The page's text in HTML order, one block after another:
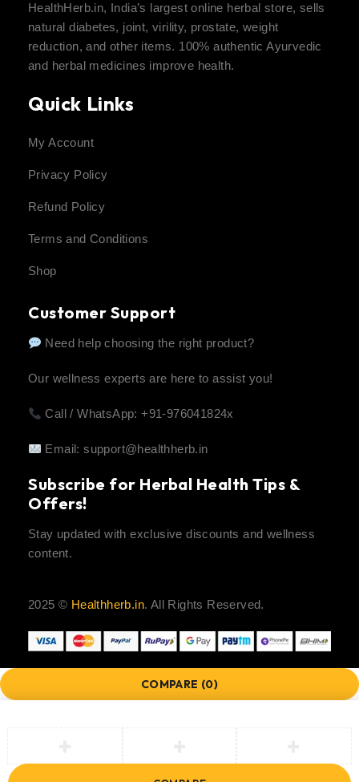
HealthHerb.in, India’s largest online herbal store, sells
natural diabetes, joint, virility, prostate, weight
reduction, and other items. 100% authentic Ayurvedic
and herbal medicines improve health.
Quick Links
My Account
Privacy Policy
Refund Policy
Terms and Conditions
Shop
Customer Support
Need help choosing the right product?
Our wellness experts are here to assist you!
Call / WhatsApp: +91-976041824x
Email:support@healthherb.in
Subscribe for Herbal Health Tips &
Offers!
Stay updated with exclusive discounts and wellness
content.
2025 © Healthherb.in. All Rights Reserved.
COMPARE (0)